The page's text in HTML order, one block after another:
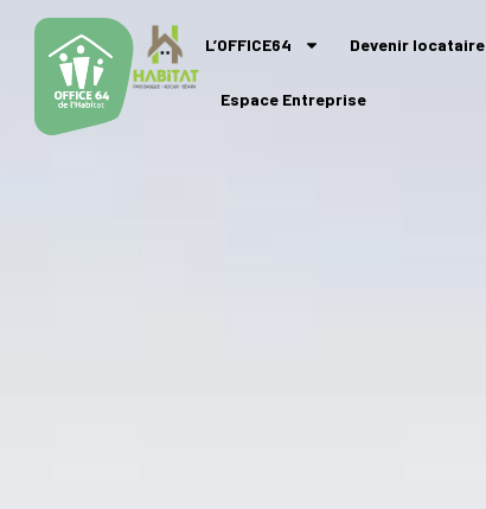
L’OFFICE64 Devenir locataire
Espace Entreprise